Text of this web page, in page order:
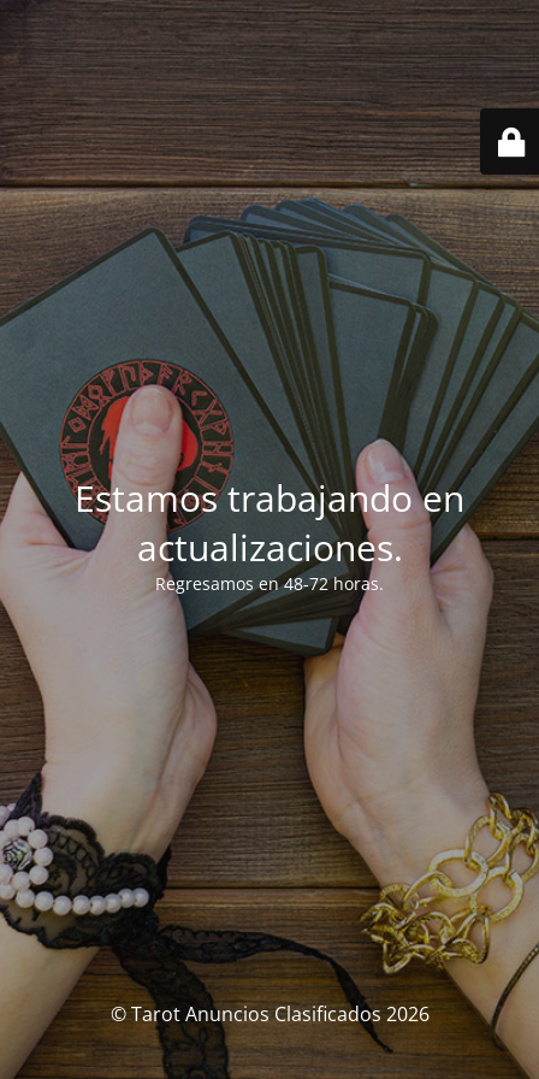
Estamos trabajando en
actualizaciones.
Regresamos en 48-72 horas.
© Tarot Anuncios Clasificados 2026